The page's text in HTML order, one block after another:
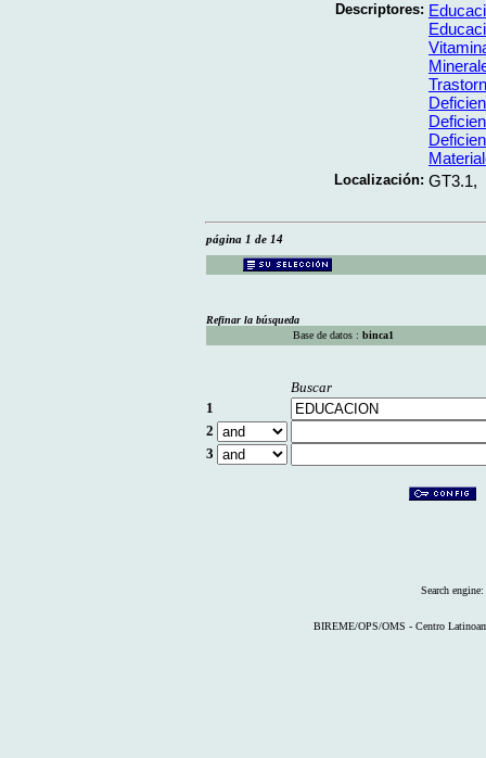
Descriptores:
Localización: GT3.1,
página 1 de 14
Refinar la búsqueda
Base de datos : binca1
Buscar
1
2
3
Search engine:
BIREME/OPS/OMS - Centro